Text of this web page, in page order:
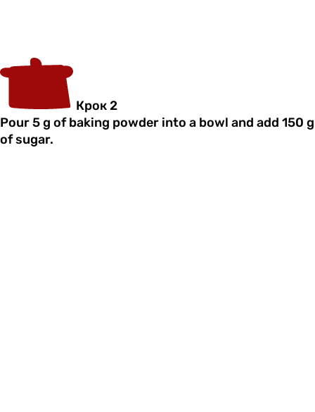
Крок 2
Pour 5 g of baking powder into a bowl and add 150 g
of sugar.